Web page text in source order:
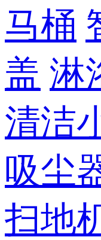
马桶
盖 淋
清洁
吸尘
扫地